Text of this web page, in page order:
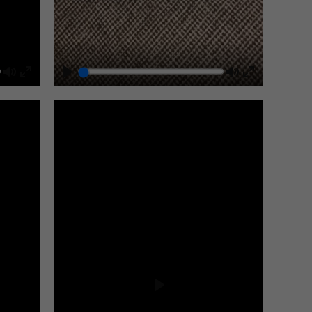
Enter
Play MuteEnter